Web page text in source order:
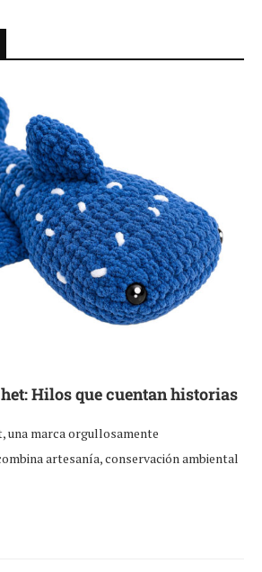
Hilos que cuentan historias
marca orgullosamente
artesanía, conservación ambiental